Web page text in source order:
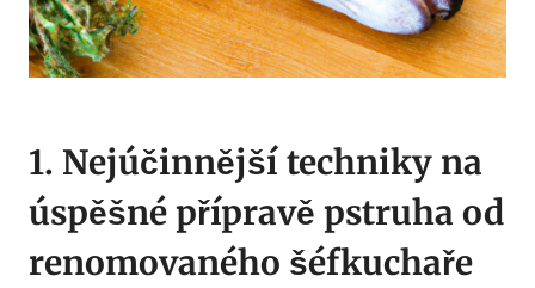
1. ⁤Nejúčinnější ‍techniky na
úspěšné přípravě pstruha od
renomovaného ‌šéfkuchaře